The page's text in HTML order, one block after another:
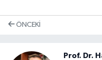
ÖNCEKI
Prof. Dr.